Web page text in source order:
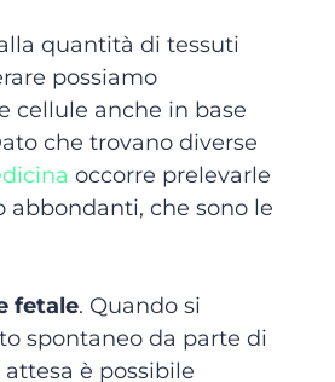
quantità di tessuti
possiamo
cellule anche in base
che trovano diverse
occorre prelevarle
abbondanti, che sono le
fetale. Quando si
spontaneo da parte di
è possibile